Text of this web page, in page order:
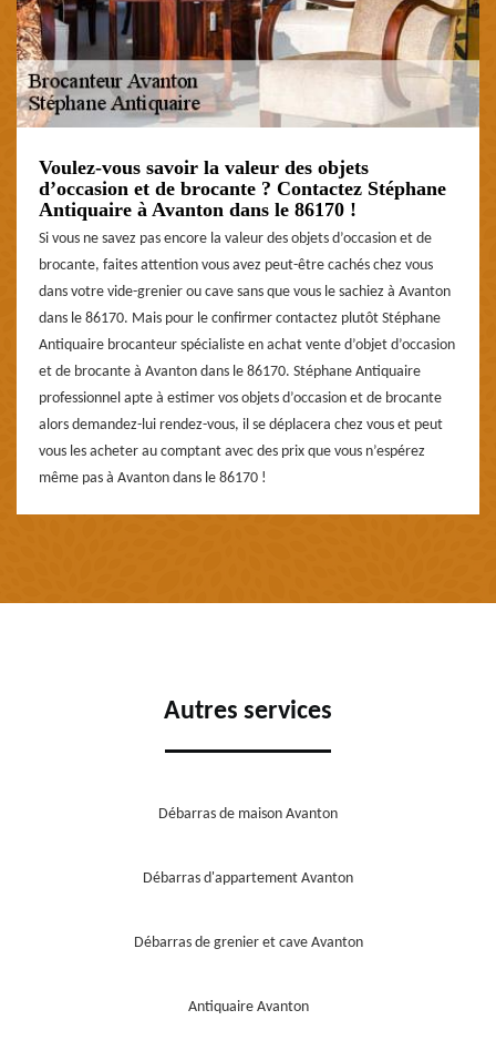
Voulez-vous savoir la valeur des objets
d’occasion et de brocante ? Contactez Stéphane
Antiquaire à Avanton dans le 86170 !
Si vous ne savez pas encore la valeur des objets d’occasion et de
brocante, faites attention vous avez peut-être cachés chez vous
dans votre vide-grenier ou cave sans que vous le sachiez à Avanton
dans le 86170. Mais pour le confirmer contactez plutôt Stéphane
Antiquaire brocanteur spécialiste en achat vente d’objet d’occasion
et de brocante à Avanton dans le 86170. Stéphane Antiquaire
professionnel apte à estimer vos objets d’occasion et de brocante
alors demandez-lui rendez-vous, il se déplacera chez vous et peut
vous les acheter au comptant avec des prix que vous n’espérez
même pas à Avanton dans le 86170 !
Autres services
Débarras de maison Avanton
Débarras d'appartement Avanton
Débarras de grenier et cave Avanton
Antiquaire Avanton